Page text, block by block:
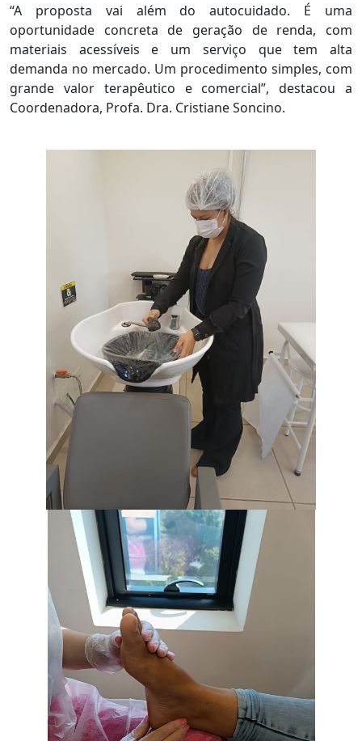
“A proposta vai além do autocuidado. É uma
oportunidade concreta de geração de renda, com
materiais acessíveis e um serviço que tem alta
demanda no mercado. Um procedimento simples, com
grande valor terapêutico e comercial”, destacou a
Coordenadora, Profa. Dra. Cristiane Soncino.